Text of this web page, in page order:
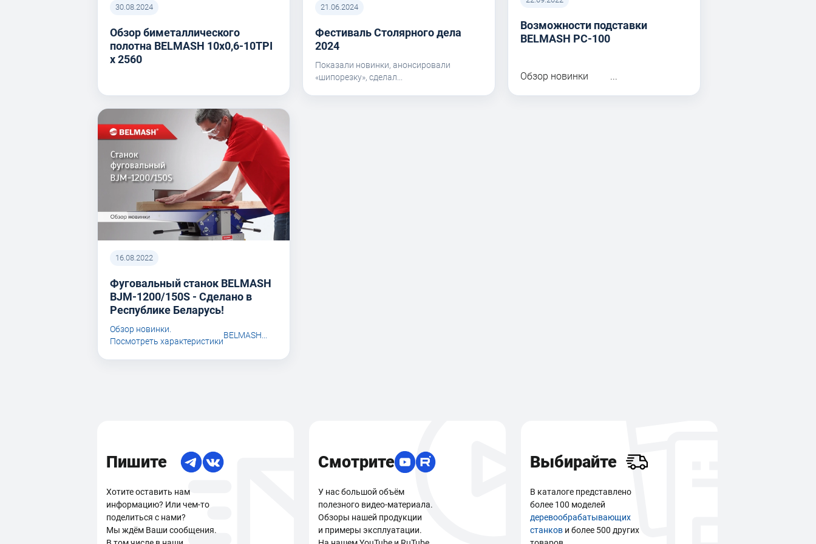
30.08.2024
Обзор биметаллического
полотна BELMASH 10x0,6-10TPI
x 2560
21.06.2024
Фестиваль Столярного дела
2024
Показали новинки, анонсировали
«шипорезку», сделал...
Возможности подставки
BELMASH PC-100
Обзор новинки ...
16.08.2022
Фуговальный станок BELMASH
BJM-1200/150S - Сделано в
Республике Беларусь!
Обзор новинки.
Посмотреть характеристики
BELMASH...
Пишите
Хотите оставить нам
информацию? Или чем-то
поделиться с нами?
Мы ждём Ваши сообщения.
Смотрите
У нас большой объём
полезного видео-материала.
Обзоры нашей продукции
и примеры эксплуатации.
Выбирайте
В каталоге представлено
более 100 моделей
деревообрабатывающих
станкови более 500 других